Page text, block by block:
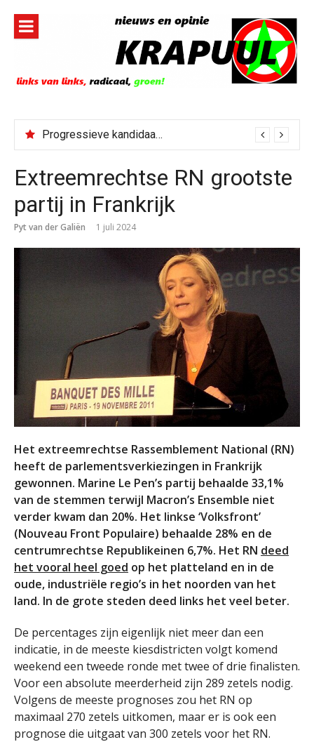
inhoud
Progressieve kandidaat El-Sayed senaatskandidaat Michigan
Extreemrechtse RN grootste
partij in Frankrijk
Pyt van der Galiën 1 juli 2024
Het extreemrechtse Rassemblement National (RN)
heeft de parlementsverkiezingen in Frankrijk
gewonnen. Marine Le Pen’s partij behaalde 33,1%
van de stemmen terwijl Macron’s Ensemble niet
verder kwam dan 20%. Het linkse ‘Volksfront’
(Nouveau Front Populaire) behaalde 28% en de
centrumrechtse Republikeinen 6,7%. Het RN deed
het vooral heel goed op het platteland en in de
oude, industriële regio’s in het noorden van het
land. In de grote steden deed links het veel beter.
De percentages zijn eigenlijk niet meer dan een
indicatie, in de meeste kiesdistricten volgt komend
weekend een tweede ronde met twee of drie finalisten.
Voor een absolute meerderheid zijn 289 zetels nodig.
Volgens de meeste prognoses zou het RN op
maximaal 270 zetels uitkomen, maar er is ook een
prognose die uitgaat van 300 zetels voor het RN.